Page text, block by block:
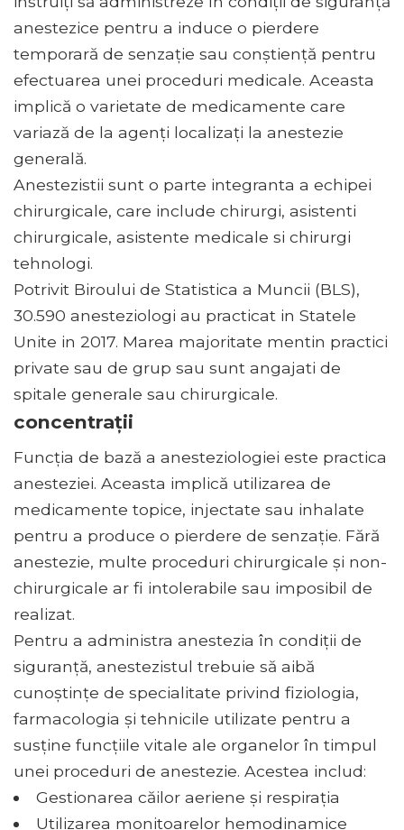
anestezice pentru a induce o pierdere
temporară de senzație sau conștiență pentru
efectuarea unei proceduri medicale. Aceasta
implică o varietate de medicamente care
variază de la agenți localizați la anestezie
generală.
Anestezistii sunt o parte integranta a echipei
chirurgicale, care include chirurgi, asistenti
chirurgicale, asistente medicale si chirurgi
tehnologi.
Potrivit Biroului de Statistica a Muncii (BLS),
30.590 anesteziologi au practicat in Statele
Unite in 2017. Marea majoritate mentin practici
private sau de grup sau sunt angajati de
spitale generale sau chirurgicale.
concentraţii
Funcția de bază a anesteziologiei este practica
anesteziei. Aceasta implică utilizarea de
medicamente topice, injectate sau inhalate
pentru a produce o pierdere de senzație. Fără
anestezie, multe proceduri chirurgicale și non-
chirurgicale ar fi intolerabile sau imposibil de
realizat.
Pentru a administra anestezia în condiții de
siguranță, anestezistul trebuie să aibă
cunoștințe de specialitate privind fiziologia,
farmacologia și tehnicile utilizate pentru a
susține funcțiile vitale ale organelor în timpul
unei proceduri de anestezie. Acestea includ:
Gestionarea căilor aeriene și respirația
Utilizarea monitoarelor hemodinamice